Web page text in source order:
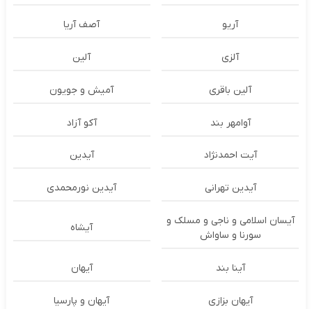
آریو آصف آریا
آلزی آلین
آلین باقری آمیش و جویون
آوامهر بند آکو آزاد
آیت احمدنژاد آیدین
آیدین تهرانی آیدین نورمحمدی
آیسان اسلامی و ناجی و مسلک و
سورنا و ساواش
آیشاه
آینا بند آیهان
آیهان بزازی آیهان و پارسیا